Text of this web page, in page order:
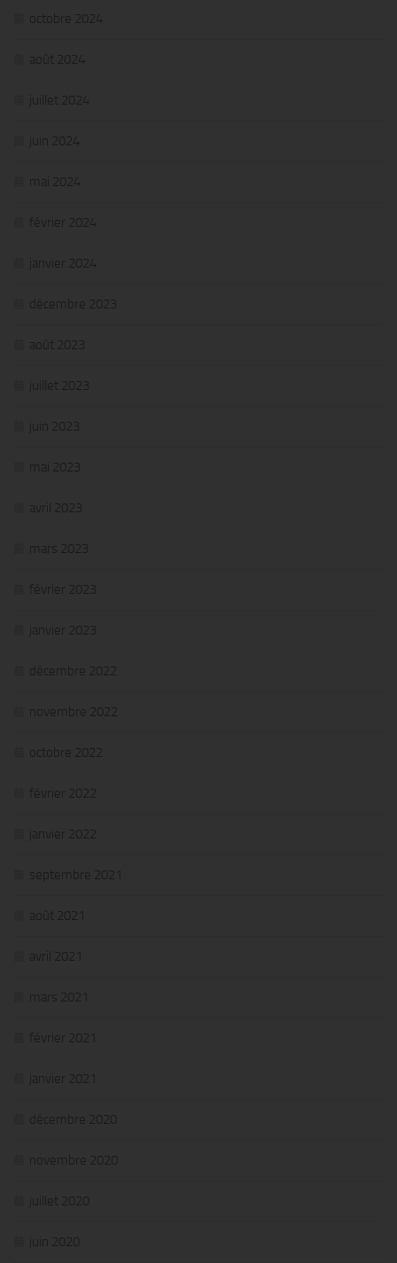
octobre 2024
août 2024
juillet 2024
juin 2024
mai 2024
février 2024
janvier 2024
décembre 2023
août 2023
juillet 2023
juin 2023
mai 2023
avril 2023
mars 2023
février 2023
janvier 2023
décembre 2022
novembre 2022
octobre 2022
février 2022
janvier 2022
septembre 2021
août 2021
avril 2021
mars 2021
février 2021
janvier 2021
décembre 2020
novembre 2020
juillet 2020
juin 2020